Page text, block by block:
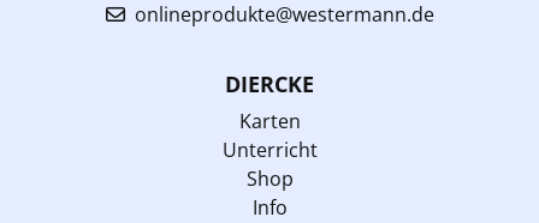
onlineprodukte@westermann.de
DIERCKE
Karten
Unterricht
Shop
Info